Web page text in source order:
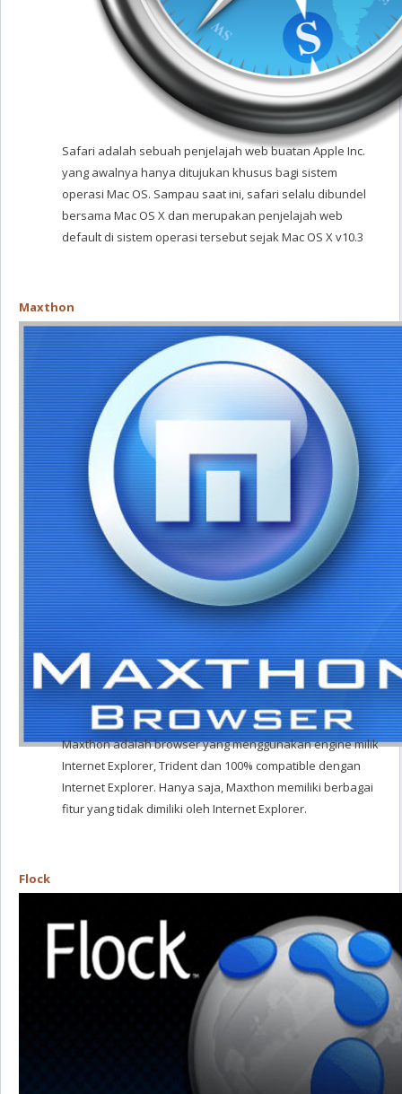
Safari adalah sebuah penjelajah web buatan Apple Inc.
yang awalnya hanya ditujukan khusus bagi sistem
operasi Mac OS. Sampau saat ini, safari selalu dibundel
bersama Mac OS X dan merupakan penjelajah web
default di sistem operasi tersebut sejak Mac OS X v10.3
Maxthon
Maxthon adalah browser yang menggunakan engine milik
Internet Explorer, Trident dan 100% compatible dengan
Internet Explorer. Hanya saja, Maxthon memiliki berbagai
fitur yang tidak dimiliki oleh Internet Explorer.
Flock